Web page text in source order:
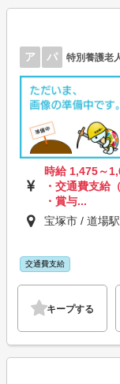
ア パ 特別養護老
時給 1,475～
・交通費支給
・賞与...
宝塚市 / 道場駅
交通費支給
キープする